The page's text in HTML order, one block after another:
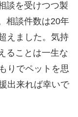
談を受けつつ製
相談件数は20年
えました。気持
ることは一生な
りでペットを思
出来れば幸いで